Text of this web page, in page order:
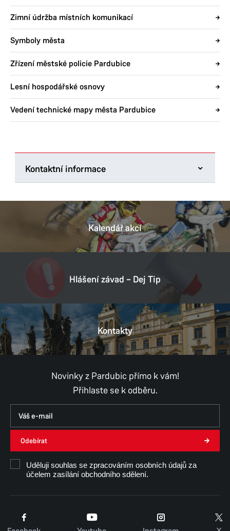
Zimní údržba místních komunikací
Symboly města
Zřízení městské policie Pardubice
Lesní hospodářské osnovy
Vedení technické mapy města Pardubice
Kontaktní informace
Pernštýnské náměstí 1
530 21 Pardubice
E-mail: posta@mmp.cz
00274046
Provozní doba
Pondělí
8:00–11:00, 12:00–17:00
8:00–11:00, 12:00–17:00
8:00–11:00, 12:00–15:30
Pátek 8:00–11:00, 12:00–14:30
Narůzných pracovištích magistrátu
otevírací doba lišit.
Kalendář akcí
Hlášení závad – Dej Tip
Kontakty
Novinky z Pardubic přímo k vám!
Přihlaste se k odběru.
Odebírat
Uděluji souhlas se zpracováním osobních údajů za
účelem zasílání obchodního sdělení.